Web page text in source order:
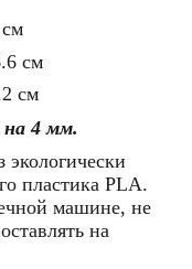
см
см
4 мм.
экологически
пластика PLA.
машине, не
на